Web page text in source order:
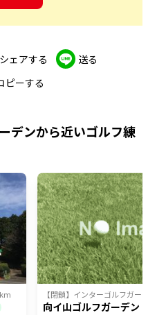
シェアする
送る
ピーする
デンから近いゴルフ練
km 【閉鎖】インターゴルフガー
向イ山ゴルフガーデン